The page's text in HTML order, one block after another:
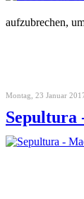
aufzubrechen,
Montag, 23 Januar
Sepultura